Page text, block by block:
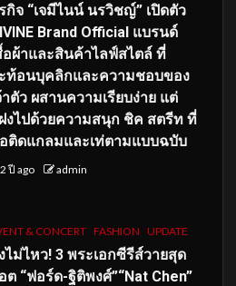
กิจ “เจมีไนน์ นรวิชญ์” เปิดตัว
Brand Official แบรนด์
อผ้าและสินค้าไลฟ์สไตล์ ที่
ท้อนบุคลิกและความชอบของ
าตัว ผสานความเรียบง่าย แต่
งไปด้วยความสนุก ชิค สตรีท ที่
ติดแกลมและเท่ตามแบบฉบับ
ปี ago admin
& CONCERT FASHION UPDATE
ไม่ไหว! 3 พระเอกซีรีส์วายสุด
ต “ฟอร์ด-ฐิติพงศ์”“Nat Chen”